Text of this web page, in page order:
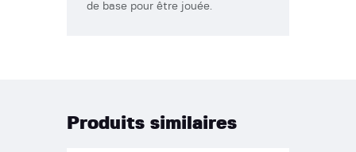
de base pour être jouée.
Produits similaires